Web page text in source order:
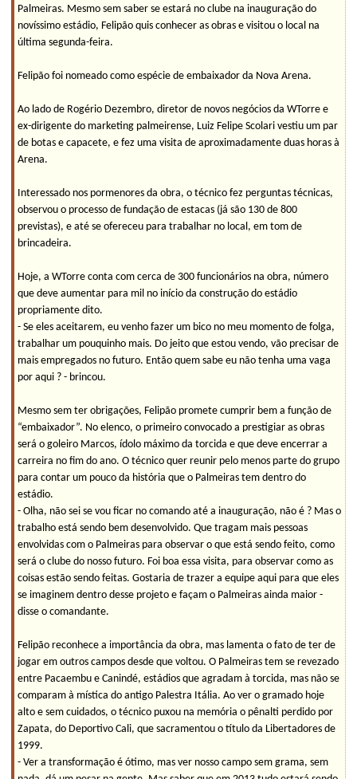
Palmeiras. Mesmo sem saber se estará no clube na inauguração do
novíssimo estádio, Felipão quis conhecer as obras e visitou o local na
última segunda-feira.
Felipão foi nomeado como espécie de embaixador da Nova Arena.
Ao lado de Rogério Dezembro, diretor de novos negócios da WTorre e
ex-dirigente do marketing palmeirense, Luiz Felipe Scolari vestiu um par
de botas e capacete, e fez uma visita de aproximadamente duas horas à
Arena.
Interessado nos pormenores da obra, o técnico fez perguntas técnicas,
observou o processo de fundação de estacas (já são 130 de 800
previstas), e até se ofereceu para trabalhar no local, em tom de
brincadeira.
Hoje, a WTorre conta com cerca de 300 funcionários na obra, número
que deve aumentar para mil no início da construção do estádio
propriamente dito.
- Se eles aceitarem, eu venho fazer um bico no meu momento de folga,
trabalhar um pouquinho mais. Do jeito que estou vendo, vão precisar de
mais empregados no futuro. Então quem sabe eu não tenha uma vaga
por aqui ? - brincou.
Mesmo sem ter obrigações, Felipão promete cumprir bem a função de
“embaixador”. No elenco, o primeiro convocado a prestigiar as obras
será o goleiro Marcos, ídolo máximo da torcida e que deve encerrar a
carreira no fim do ano. O técnico quer reunir pelo menos parte do grupo
para contar um pouco da história que o Palmeiras tem dentro do
estádio.
- Olha, não sei se vou ficar no comando até a inauguração, não é ? Mas o
trabalho está sendo bem desenvolvido. Que tragam mais pessoas
envolvidas com o Palmeiras para observar o que está sendo feito, como
será o clube do nosso futuro. Foi boa essa visita, para observar como as
coisas estão sendo feitas. Gostaria de trazer a equipe aqui para que eles
se imaginem dentro desse projeto e façam o Palmeiras ainda maior -
disse o comandante.
Felipão reconhece a importância da obra, mas lamenta o fato de ter de
jogar em outros campos desde que voltou. O Palmeiras tem se revezado
entre Pacaembu e Canindé, estádios que agradam à torcida, mas não se
comparam à mística do antigo Palestra Itália. Ao ver o gramado hoje
alto e sem cuidados, o técnico puxou na memória o pênalti perdido por
Zapata, do Deportivo Cali, que sacramentou o título da Libertadores de
1999.
- Ver a transformação é ótimo, mas ver nosso campo sem grama, sem